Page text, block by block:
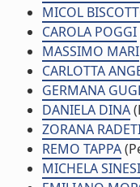
MICOL
CAROLA POGGI
MASSIMO MARI
CARLOTTA
GERMANA
DANIELA DINA
ZORANA
REMO TAPPA
MICHELA SINESI